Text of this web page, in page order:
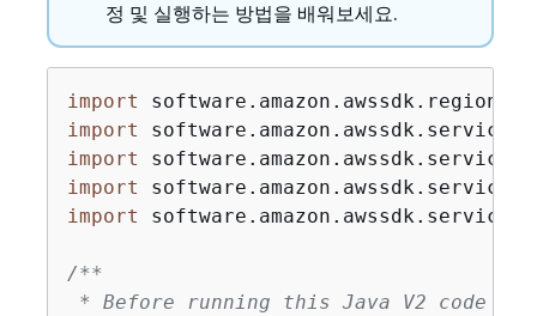
정 및 실행하는 방법을 배워보세요.
import
import
import
import
import
/**
* Before running this Java V2 code